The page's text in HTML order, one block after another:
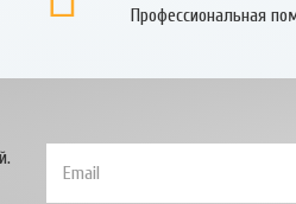
Профессиональная